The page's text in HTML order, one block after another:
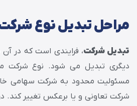
مراحل تبدیل نوع
تبدیل شرکت، فرایندی است که در
دیگری تبدیل می‌ شود. نوع شرکت
مسئولیت محدود به شرکت سهامی
شرکت تعاونی و یا برعکس تغییر کند.